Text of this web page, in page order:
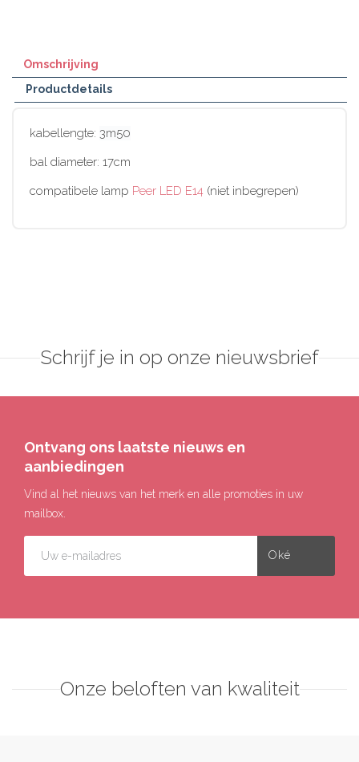
Omschrijving
Productdetails
kabellengte: 3m50
bal diameter: 17cm
compatibele lamp Peer LED E14 (niet inbegrepen)
Schrijf je in op onze nieuwsbrief
Ontvang ons laatste nieuws en
aanbiedingen
Vind al het nieuws van het merk en alle promoties in uw
mailbox.
Onze beloften van kwaliteit